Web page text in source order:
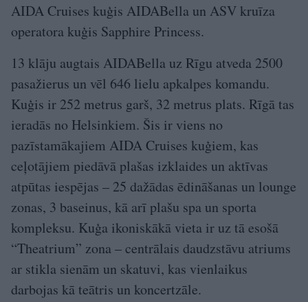
AIDA Cruises kuģis AIDABella un ASV kruīza
operatora kuģis Sapphire Princess.
13 klāju augtais AIDABella uz Rīgu atveda 2500
pasažierus un vēl 646 lielu apkalpes komandu.
Kuģis ir 252 metrus garš, 32 metrus plats. Rīgā tas
ieradās no Helsinkiem. Šis ir viens no
pazīstamākajiem AIDA Cruises kuģiem, kas
ceļotājiem piedāvā plašas izklaides un aktīvas
atpūtas iespējas – 25 dažādas ēdināšanas un lounge
zonas, 3 baseinus, kā arī plašu spa un sporta
kompleksu. Kuģa ikoniskākā vieta ir uz tā esošā
“Theatrium” zona – centrālais daudzstāvu atriums
ar stikla sienām un skatuvi, kas vienlaikus
darbojas kā teātris un koncertzāle.